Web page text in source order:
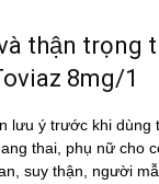
thận trọng
8mg/1
lưu ý trước khi dùng
thai, phụ nữ cho
suy thận, người